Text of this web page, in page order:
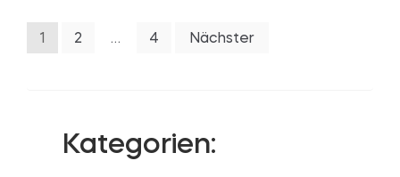
Seitennummerierung
1 2 4 Nächster
Kategorien: